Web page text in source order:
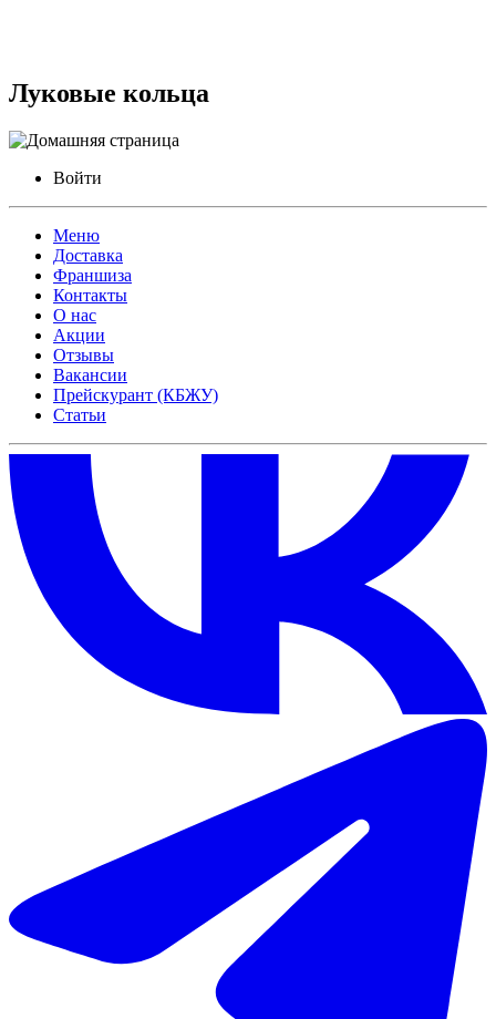
Луковые кольца
Войти
Меню
Доставка
Франшиза
Контакты
О нас
Акции
Отзывы
Вакансии
Прейскурант (КБЖУ)
Статьи